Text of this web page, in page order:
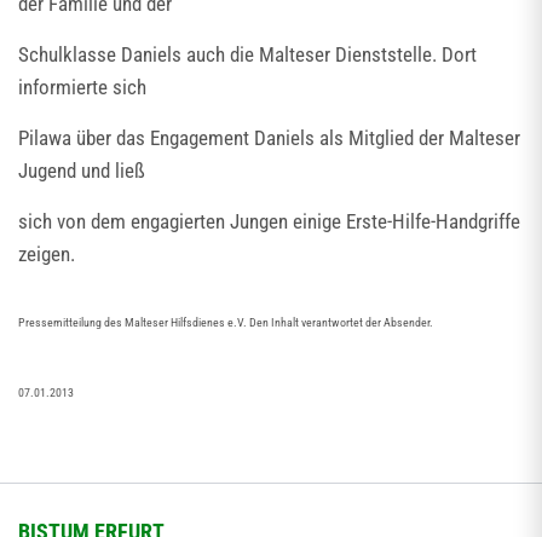
Schulklasse Daniels auch die Malteser Dienststelle. Dort
informierte sich
Pilawa über das Engagement Daniels als Mitglied der Malteser
Jugend und ließ
sich von dem engagierten Jungen einige Erste-Hilfe-Handgriffe
zeigen.
Pressemitteilung des Malteser Hilfsdienes e.V. Den Inhalt verantwortet der Absender.
07.01.2013
BISTUM ERFURT